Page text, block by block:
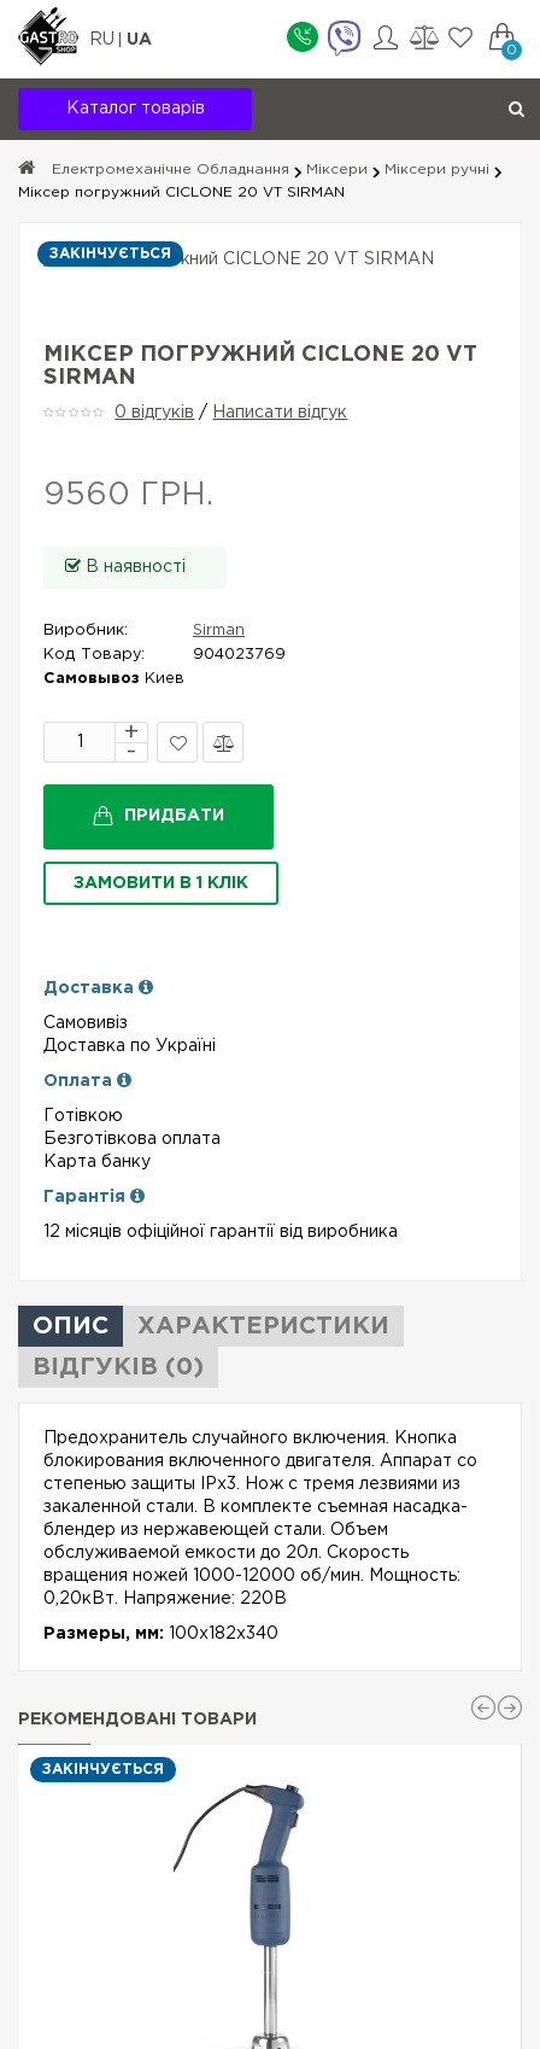
RU UA
0
Каталог товарів
Електромеханічне Обладнання Міксери
Міксери ручні
Міксер погружний CICLONE 20 VT SIRMAN
ЗАКІНЧУЄТЬСЯ
МІКСЕР ПОГРУЖНИЙ CICLONE 20 VT
SIRMAN
0 відгуків / Написати відгук
9560 ГРН.
В наявності
Виробник:
Sirman
Код Товару:
904023769
Самовывоз Киев
закладки
ПРИДБАТИ
ЗАМОВИТИ В 1 КЛІК
Доставка
Самовивіз
Доставка по Україні
Оплата
Готівкою
Безготівкова оплата
Карта банку
Гарантія
12 місяців офіційної гарантії від виробника
ОПИС
ХАРАКТЕРИСТИКИ
ВІДГУКІВ (0)
Предохранитель случайного включения. Кнопка
блокирования включенного двигателя. Аппарат со
степенью защиты IPx3. Нож с тремя лезвиями из
закаленной стали. В комплекте съемная насадка-
блендер из нержавеющей стали. Объем
обслуживаемой емкости до 20л. Скорость
вращения ножей 1000-12000 об/мин. Мощность:
0,20кВт. Напряжение: 220В
Размеры, мм: 100х182х340
РЕКОМЕНДОВАНІ ТОВАРИ
ЗАКІНЧУЄТЬСЯ